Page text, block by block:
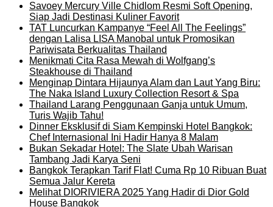
Savoey Mercury Ville Chidlom Resmi Soft Opening,
Siap Jadi Destinasi Kuliner Favorit
TAT Luncurkan Kampanye “Feel All The Feelings”
dengan Lalisa LISA Manobal untuk Promosikan
Pariwisata Berkualitas Thailand
Menikmati Cita Rasa Mewah di Wolfgang’s
Steakhouse di Thailand
Menginap Dintara Hijaunya Alam dan Laut Yang Biru:
The Naka Island Luxury Collection Resort & Spa
Thailand Larang Penggunaan Ganja untuk Umum,
Turis Wajib Tahu!
Dinner Eksklusif di Siam Kempinski Hotel Bangkok:
Chef Internasional Ini Hadir Hanya 8 Malam
Bukan Sekadar Hotel: The Slate Ubah Warisan
Tambang Jadi Karya Seni
Bangkok Terapkan Tarif Flat! Cuma Rp 10 Ribuan Buat
Semua Jalur Kereta
Melihat DIORIVIERA 2025 Yang Hadir di Dior Gold
House Bangkok